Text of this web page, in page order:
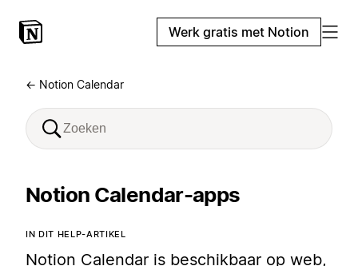
Werk gratis met Notion
← Notion Calendar
Notion Calendar-apps
IN DIT HELP-ARTIKEL
Notion Calendar is beschikbaar op web,